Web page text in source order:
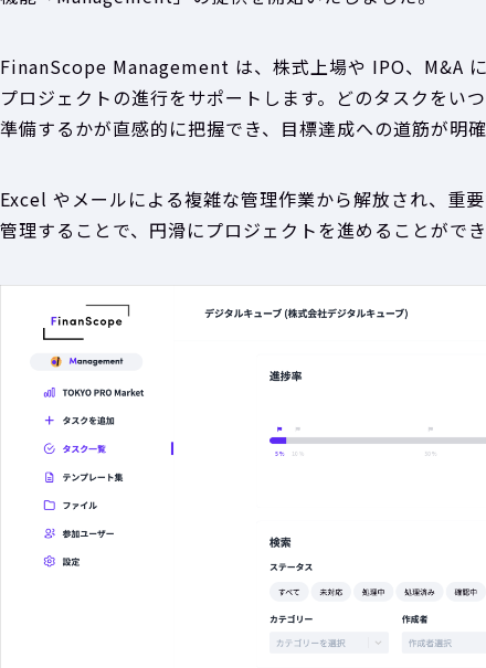
FinanScope Management は、株式上場や IPO、M&A
プロジェクトの進行をサポートします。どのタスクをい
準備するかが直感的に把握でき、目標達成への道筋が明確
Excel やメールによる複雑な管理作業から解放され、重
管理することで、円滑にプロジェクトを進めることができ